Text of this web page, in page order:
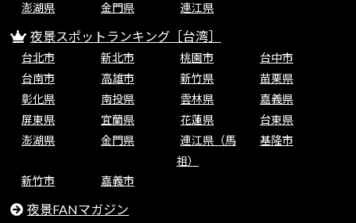
澎湖県
金門県 連江県
夜景スポットランキング［台湾］
台北市 新北市 桃園市
台中市
台南市
高雄市 新竹県
苗栗県
彰化県
南投県 雲林県
嘉義県
屏東県
宜蘭県 花蓮県
台東県
澎湖県
金門県
連江県（馬
祖）
基隆市
新竹市 嘉義市
夜景FANマガジン